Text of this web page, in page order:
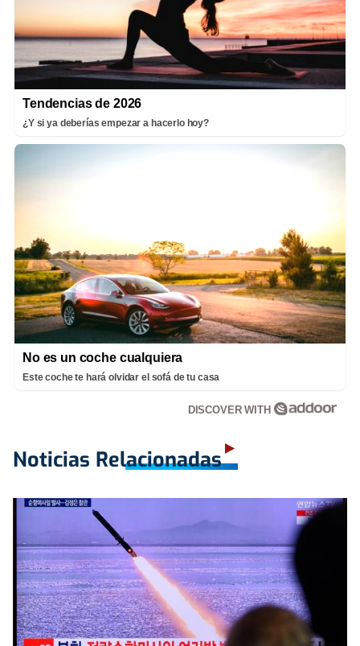
Tendencias de 2026
¿Y si ya deberías empezar a hacerlo hoy?
No es un coche cualquiera
Este coche te hará olvidar el sofá de tu casa
DISCOVER WITH
Noticias Relacionadas